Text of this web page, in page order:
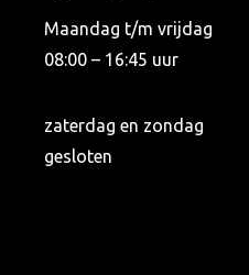
Maandag t/m vrijdag
08:00 – 16:45 uur
zaterdag en zondag
gesloten